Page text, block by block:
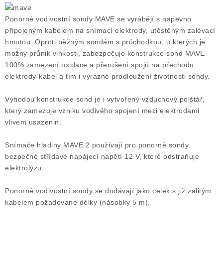
Ponorné vodivostní sondy MAVE se vyrábějí s napevno
připojeným kabelem na snímací elektrody, utěstěným zalévací
hmotou. Oproti běžným sondám s průchodkou, u kterých je
možný průnik vlhkosti, zabezpečuje konstrukce sond MAVE
100% zamezení oxidace a přerušení spojů na přechodu
elektrody-kabel a tím i výrazné prodloužení životnosti sondy.
Výhodou konstrukce sond je i vytvořený vzduchový polštář,
který zamezuje vzniku vodivého spojení mezi elektrodami
vlivem usazenin.
Snímače hladiny MAVE 2 používají pro ponorné sondy
bezpečné střídavé napájecí napětí 12 V, které odstraňuje
elektrolýzu.
Ponorné vodivostní sondy se dodávají jako celek s již zalitým
kabelem požadované délky (násobky 5 m).